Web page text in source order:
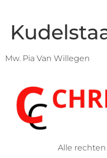
Mw. Pia Van Willegen
Alle